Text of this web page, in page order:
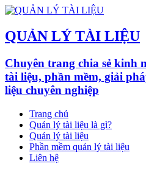
QUẢN LÝ TÀI LIỆU
Chuyên trang chia sẻ kinh
tài liệu, phần mềm, giải
liệu chuyên nghiệp
Trang chủ
Quản lý tài liệu là gì?
Quản lý tài liệu
Phần mềm quản lý tài liệu
Liên hệ